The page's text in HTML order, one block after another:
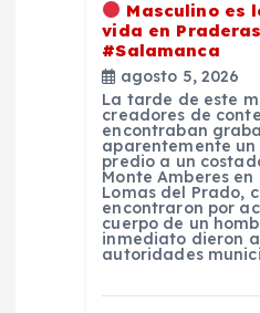
Masculino es
vida en
#Salamanca
agosto 5, 2026
La tarde de este
creadores de
encontraban
aparentemente un
predio a un
Monte Amberes
Lomas del Prado,
encontraron por
cuerpo de un
inmediato dieron
autoridades